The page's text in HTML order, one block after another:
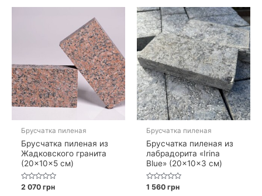
Брусчатка пиленая
Брусчатка пиленая из
Жадковского гранита
(20×10×5 см)
Оценка
2 070грн
Брусчатка пиленая
Брусчатка пиленая из
лабрадорита «Irina
Blue» (20×10×3 см)
Оценка
1 560грн